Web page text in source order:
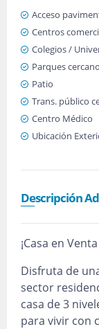
Acceso
Centros
Colegios /
Parques
Patio
Trans. público
Centro Médico
Ubicación
Descripción
¡Casa en
Disfruta de
sector
casa de 3
para vivir con